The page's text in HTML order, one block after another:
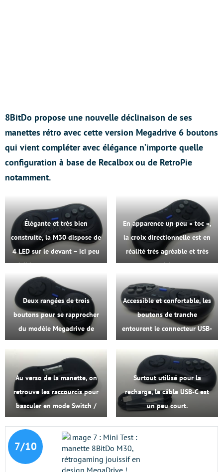
8BitDo propose une nouvelle déclinaison de ses
manettes rétro avec cette version Megadrive 6 boutons
qui vient compléter avec élégance n’importe quelle
configuration à base de Recalbox ou de RetroPie
notamment.
Élégante et très bien
construite, la M30 dispose de
4 LED sur le devant – ici peu
visibles – pour transmettre
les informations essentielles.
En apparence un peu « toc »,
la croix directionnelle est en
réalité très agréable et très
précise.
Deux rangées de trois
boutons pour se rapprocher
du modèle Megadrive de
seconde génération (1993)
et trois boutons sous le Start
afin d’offrir quelques options
Accessible et confortable, les
boutons de tranche
entourent le connecteur USB-
C et le bouton dédié à
l’appairage.
Au verso de la manette, on
retrouve les raccourcis pour
basculer en mode Switch /
DirectInput / XInput / MacOS.
Surtout utilisé pour la
recharge, le câble USB-C est
un peu court.
7/10